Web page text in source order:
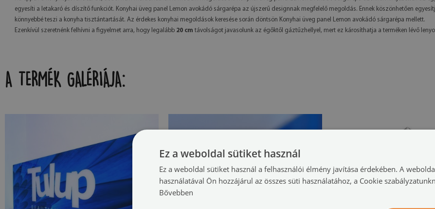
egyesíti a letakaró és díszítő funkciót. Konyhai üveg panel Lemon avokádó sárgarépa az újszerű designnak megfelelő megoldás. Ennek köszönhetően
könnyebbé teszi a konyha tisztántartását. Az érdekes konyhai megoldások keresése során döntsön Konyhai üveg panel Lemon avokádó sárgarépa mellett.
Ezenkívül szeretnénk felhívni a figyelmet arra, hogy legalább 20 cm távolságot javasolunk az égőktől gáztűzhellyel, mert ez károsíthatja a terméken lévő
A TERMÉK GALÉRIÁJA:
Ez a weboldal sütiket használ
Ez a weboldal sütiket használ a felhasználói élmény javítása érdekében. A
használatával Ön hozzájárul az összes süti használatához, a Cookie
Bővebben